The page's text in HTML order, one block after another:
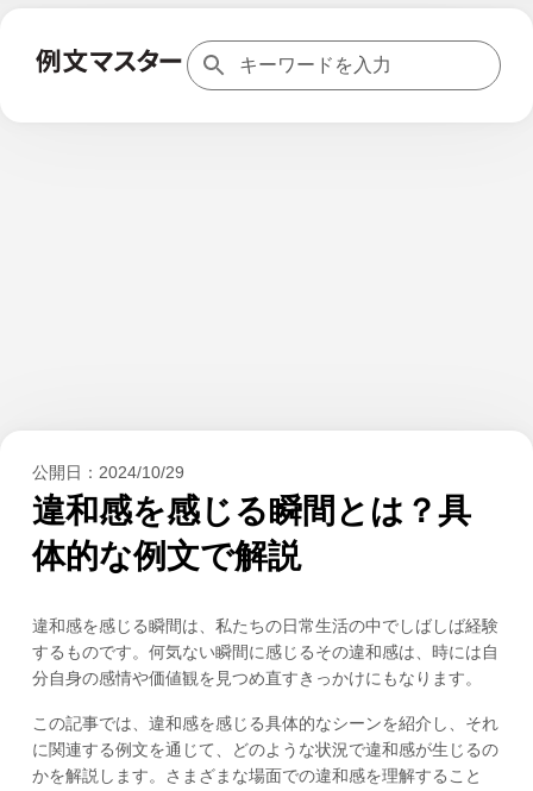
公開日： 2024/10/29
違和感を感じる瞬間とは？具
体的な例文で解説
違和感を感じる瞬間は、私たちの日常生活の中でしばしば経験
するものです。何気ない瞬間に感じるその違和感は、時には自
分自身の感情や価値観を見つめ直すきっかけにもなります。
この記事では、違和感を感じる具体的なシーンを紹介し、それ
に関連する例文を通じて、どのような状況で違和感が生じるの
かを解説します。さまざまな場面での違和感を理解すること